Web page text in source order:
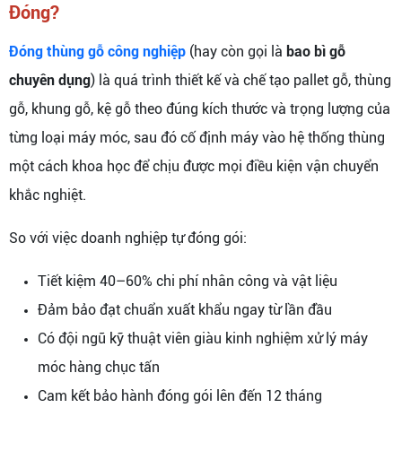
Đóng?
Đóng thùng gỗ công nghiệp (hay còn gọi là bao bì gỗ
chuyên dụng) là quá trình thiết kế và chế tạo pallet gỗ, thùng
gỗ, khung gỗ, kệ gỗ theo đúng kích thước và trọng lượng của
từng loại máy móc, sau đó cố định máy vào hệ thống thùng
một cách khoa học để chịu được mọi điều kiện vận chuyển
khắc nghiệt.
So với việc doanh nghiệp tự đóng gói:
Tiết kiệm 40–60% chi phí nhân công và vật liệu
Đảm bảo đạt chuẩn xuất khẩu ngay từ lần đầu
Có đội ngũ kỹ thuật viên giàu kinh nghiệm xử lý máy
móc hàng chục tấn
Cam kết bảo hành đóng gói lên đến 12 tháng